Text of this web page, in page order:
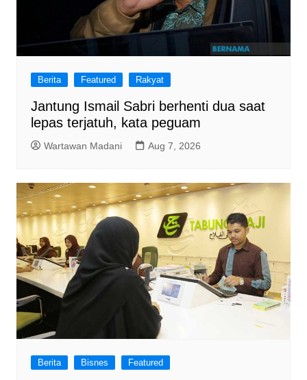
Berita Featured Rakyat
Jantung Ismail Sabri berhenti dua saat
lepas terjatuh, kata peguam
Wartawan Madani Aug 7, 2026
Berita Bisnes Featured